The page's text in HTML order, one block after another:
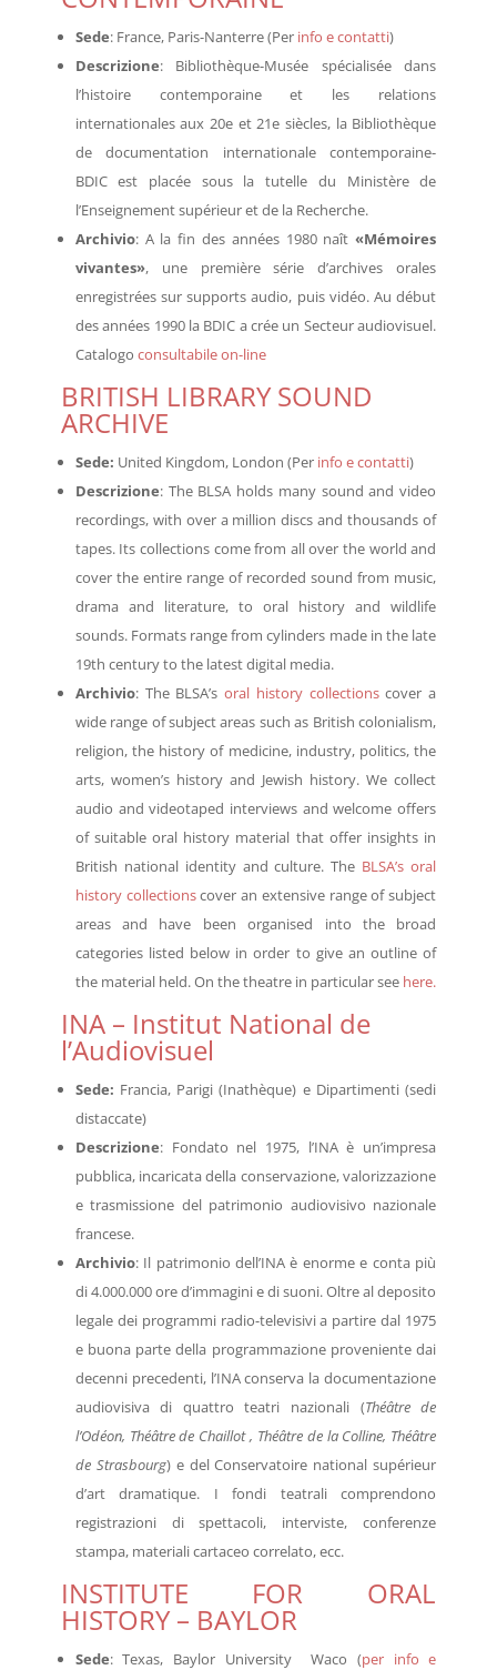
Sede: France, Paris-Nanterre (Perinfo e contatti)
Descrizione: Bibliothèque-Musée spécialisée dans
l’histoire contemporaine et les relations
internationales aux 20e et 21e siècles, la Bibliothèque
de documentation internationale contemporaine-
BDIC est placée sous la tutelle du Ministère de
l’Enseignement supérieur et de la Recherche.
Archivio: A la fin des années 1980 naît«Mémoires
vivantes», une première série d’archives orales
enregistrées sur supports audio, puis vidéo. Au début
des années 1990 la BDIC a crée un Secteur audiovisuel.
Catalogo consultabile on-line
BRITISH LIBRARY SOUND
ARCHIVE
Sede: United Kingdom, London (Per info e contatti)
Descrizione: The BLSA holds many sound and video
recordings, with over a million discs and thousands of
tapes. Its collections come from all over the world and
cover the entire range of recorded sound from music,
drama and literature, to oral history and wildlife
sounds. Formats range from cylinders made in the late
19th century to the latest digital media.
Archivio: The BLSA’soral history collectionscover a
wide range of subject areas such as British colonialism,
religion, the history of medicine, industry, politics, the
arts, women’s history and Jewish history. We collect
audio and videotaped interviews and welcome offers
of suitable oral history material that offer insights in
British national identity and culture. The BLSA’s oral
history collectionscover an extensive range of subject
areas and have been organised into the broad
categories listed below in order to give an outline of
the material held. On the theatre in particular see here.
INA – Institut National de
l’Audiovisuel
Sede: Francia, Parigi (Inathèque) e Dipartimenti (sedi
distaccate)
Descrizione: Fondato nel 1975, l’INA è un’impresa
pubblica, incaricata della conservazione, valorizzazione
e trasmissione del patrimonio audiovisivo nazionale
francese.
Archivio: Il patrimonio dell’INA è enorme e conta più
di 4.000.000 ore d’immagini e di suoni. Oltre al deposito
legale dei programmi radio-televisivi a partire dal 1975
e buona parte della programmazione proveniente dai
decenni precedenti, l’INA conserva la documentazione
audiovisiva di quattro teatri nazionali (Théâtre de
l’Odéon, Théâtre de Chaillot , Théâtre de la Colline, Théâtre
de Strasbourg) e del Conservatoire national supérieur
d’art dramatique. I fondi teatrali comprendono
registrazioni di spettacoli, interviste, conferenze
stampa, materiali cartaceo correlato, ecc.
INSTITUTE FOR ORAL
HISTORY – BAYLOR
Sede: Texas, Baylor University Waco (per info e